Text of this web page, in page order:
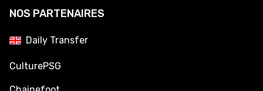
NOS PARTENAIRES
Daily Transfer
CulturePSG